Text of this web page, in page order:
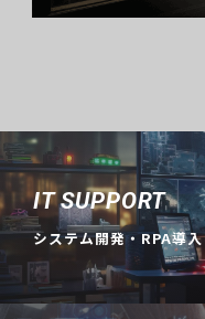
IT SUPPORT
システム開発・RPA導入